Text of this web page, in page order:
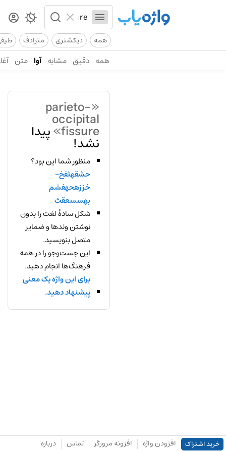
همه دیکشنری مترادف
همه دقیق مشابه آوا متن
«parieto-
occipital
fissure» پیدا
نشد!
منظور شما این بود؟
حشقهثفخ-
خززهحهفشم
بهسسعقث
شکل سادهٔ لغت را بدون
نوشتن وندها و ضمایر
متصل بنویسید.
این جست‌وجو را در همه
فرهنگ‌ها انجام دهید.
برای این واژه یک معنی
پیشنهاد دهید.
خرید اشتراک افزودن واژه افزونه مرورگر تماس درباره